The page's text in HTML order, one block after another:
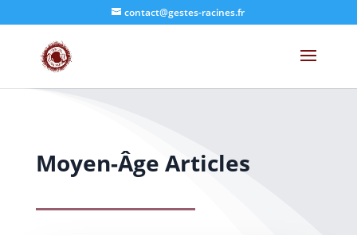
contact@gestes-racines.fr
Moyen-Âge Articles